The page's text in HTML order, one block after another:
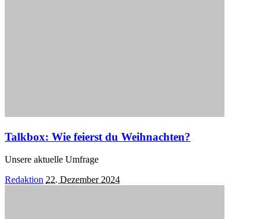
Talkbox: Wie feierst du Weihnachten?
Unsere aktuelle Umfrage
Posted
Redaktion 22. Dezember 2024